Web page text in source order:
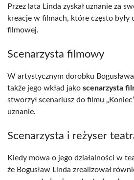
Przez lata Linda zyskał uznanie za
kreacje w filmach, które często były
filmowej.
Scenarzysta filmowy
W artystycznym dorobku
także jego wkład jako scenarzysta
stworzył scenariusz do filmu
uznanie.
Scenarzysta i reżyser
Kiedy mowa o jego działalności w
że Bogusław Linda zrealizował